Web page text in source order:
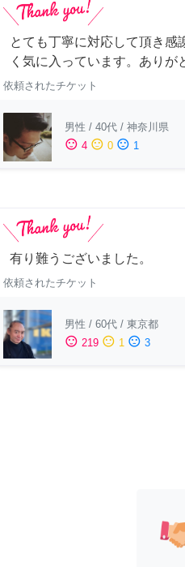
とても丁寧に対応して頂き感
く気に入っています。ありが
依頼されたチケット
男性 / 40代 / 神奈川県
sentiment_satisfied 4 sentiment_neutral 0 sentiment_dissatisfied 1
有り難うございました。
依頼されたチケット
男性 / 60代 / 東京都
sentiment_satisfied 219 sentiment_neutral 1 sentiment_dissatisfied 3